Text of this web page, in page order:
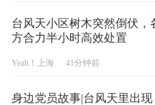
台风天小区树木突然倒伏，
方合力半小时高效处置
Yeah！上海 41分钟前
身边党员故事|台风天里出现